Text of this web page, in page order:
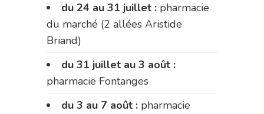
du 24 au 31 juillet : pharmacie
du marché (2 allées Aristide
Briand)
du 31 juillet au 3 août :
pharmacie Fontanges
du 3 au 7 août : pharmacie